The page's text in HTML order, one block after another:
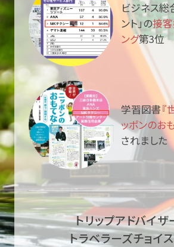
ビジネス総
ント」の接
ング第3位
学習図書『
ッポンのお
されました
トリップアドバイ
トラベラーズチョイ